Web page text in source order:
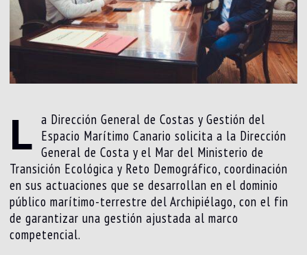
L a Dirección General de Costas y Gestión del
Espacio Marítimo Canario solicita a la Dirección
General de Costa y el Mar del Ministerio de
Transición Ecológica y Reto Demográfico, coordinación
en sus actuaciones que se desarrollan en el dominio
público marítimo-terrestre del Archipiélago, con el fin
de garantizar una gestión ajustada al marco
competencial.